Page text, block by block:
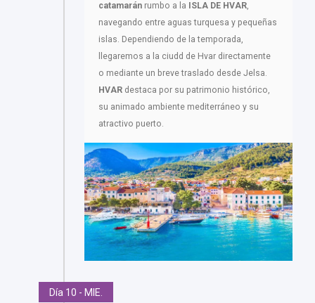
catamarán rumbo a la ISLA DE HVAR
navegando entre aguas turquesa y pequeñas
islas. Dependiendo de la temporada,
llegaremos a la ciudd de Hvar directamente
o mediante un breve traslado desde Jelsa.
HVAR destaca por su patrimonio histórico,
su animado ambiente mediterráneo y su
atractivo puerto.
Día 10 - MIE.